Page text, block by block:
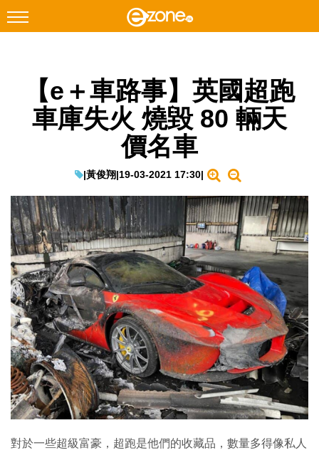
Facebook Instagram
科技焦點
教學評測
EduTech
IT Times
生成式AI與雲端應用
Enterprise Digital Transformation
特集
【e＋車路事】英國超跑
車庫失火 燒毀 80 輛天
價名車
|黃俊翔|19-03-2021 17:30|
對於一些超級富豪，超跑是他們的收藏品，數量多得像私人